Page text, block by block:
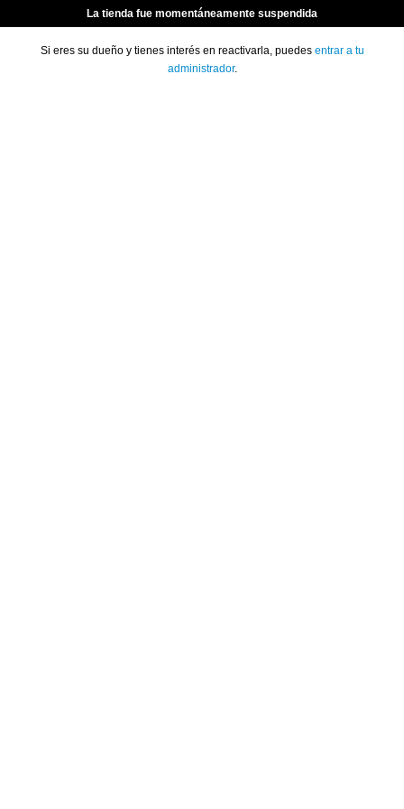
La tienda fue momentáneamente suspendida
Si eres su dueño y tienes interés en reactivarla, puedes entrar a tu
administrador.